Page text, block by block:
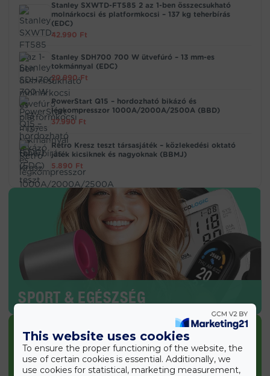
Stanley SXWTD-FT585 2 az 1-ben összecsukható
molnárkocsi és platformkocsi – 137 kg teherbírás
(EDC)
42.990 Ft
Stanley SDH700 700 W ütvefúró – 13 mm-es
tokmánnyal (EDC)
20.990Ft
PowerStart Q15 – hordozható bikázó és
légkompresszor 1000A/2000A/2500A (BBD)
37.990 Ft
Retro Kresz teszt társasjáték – közlekedési oktató
játék kicsiknek és nagyoknak (BBMJ)
5.890 Ft
SPORT & EGÉSZSÉG
This website uses cookies
To ensure the proper functioning of the website, the
use of certain cookies is essential. Additionally, we
use cookies for statistical, marketing measurement,